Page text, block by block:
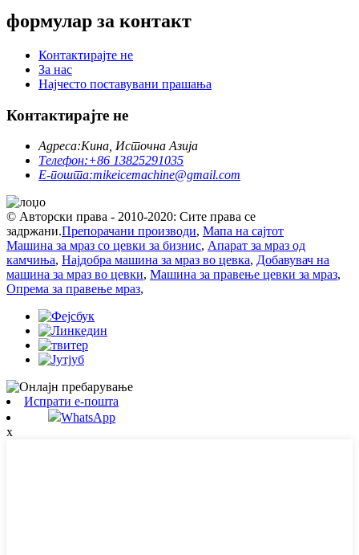
формулар за контакт
Контактирајте не
За нас
Најчесто поставувани прашања
Контактирајте не
Адреса:Кина, Источна Азија
Телефон:+86 13825291035
Е-пошта:mikeicemachine@gmail.com
© Авторски права - 2010-2020: Сите права се
задржани.Препорачани производи, Мапа на сајтот
Машина за мраз со цевки за бизнис, Апарат за мраз од
камчиња, Најдобра машина за мраз во цевка, Добавувач на
машина за мраз во цевки, Машина за правење цевки за мраз,
Опрема за правење мраз,
Испрати е-пошта
WhatsApp
x